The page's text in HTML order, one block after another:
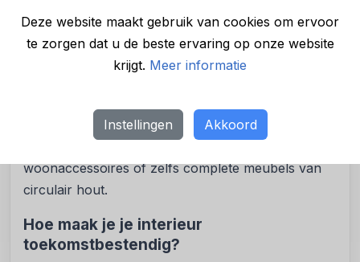
Deze website maakt gebruik van cookies om ervoor
te zorgen dat u de beste ervaring op onze website
krijgt. Meer informatie
Instellingen Akkoord
leveranciers die gespecialiseerd zijn in duurzame
woondecoratie en interieurproducten. Door samen
te werken met een groothandel interieur
duurzaam inkopen. Denk aan wanddecoratie van
woonaccessoires of zelfs complete meubels van
circulair hout.
Hoe maak je je interieur
toekomstbestendig?